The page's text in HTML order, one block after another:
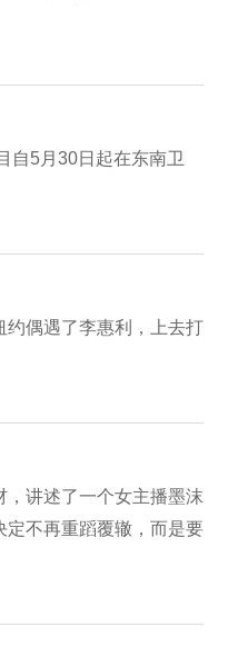
自5月30日起在东南卫
约偶遇了李惠利，上去打
讲述了一个女主播墨沫
定不再重蹈覆辙，而是要